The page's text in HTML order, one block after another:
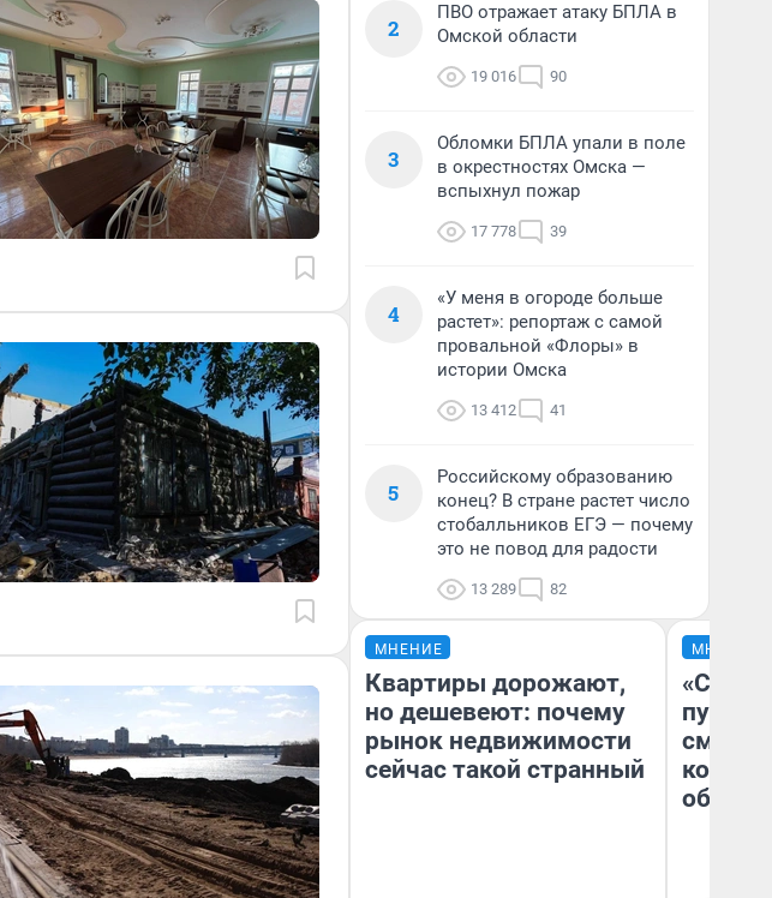
2
ПВО отражает атаку БПЛА в
Омской области
19 016 90
3
Обломки БПЛА упали в поле
в окрестностях Омска —
вспыхнул пожар
17 778 39
4
«У меня в огороде больше
растет»: репортаж с самой
провальной «Флоры» в
истории Омска
13 412 41
5
Российскому образованию
конец? В стране растет число
стобалльников ЕГЭ — почему
это не повод для радости
13 289 82
МНЕНИЕ
Квартиры дорожают,
но дешевеют: почему
рынок недвижимости
сейчас такой странный
МНЕНИЕ